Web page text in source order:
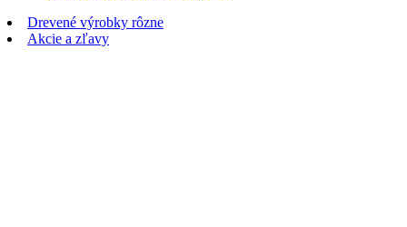
Drevené výrobky rôzne
Akcie a zľavy